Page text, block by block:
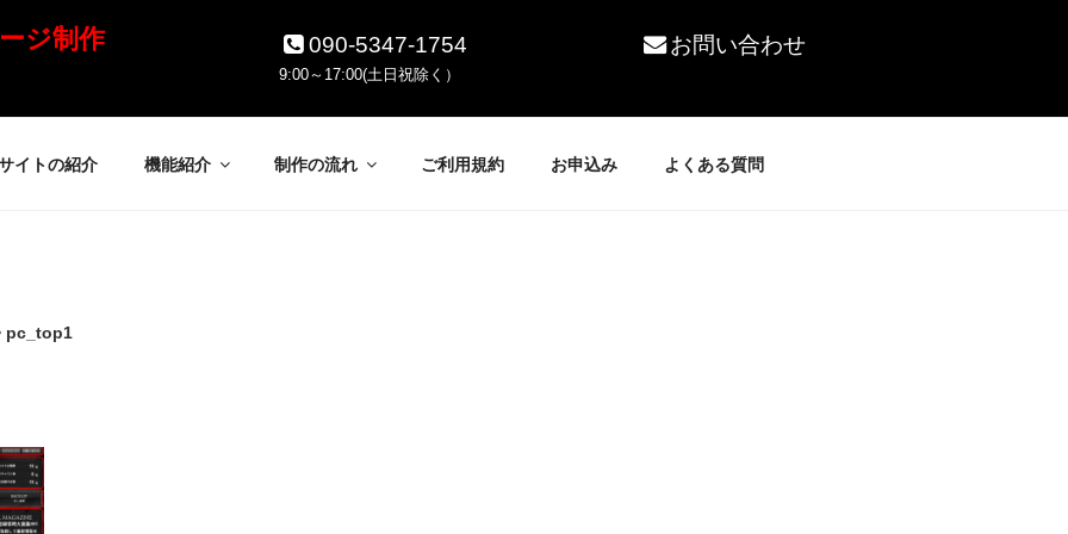
ジ制作 090-5347-1754
9:00～17:00(土日祝除く）
お問い合わせ
イトの紹介 機能紹介 制作の流れ ご利用規約 お申込み よくある質問
pc_top1